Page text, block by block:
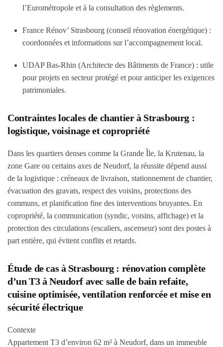
l’Eurométropole et à la consultation des règlements.
France Rénov’ Strasbourg (conseil rénovation énergétique) :
coordonnées et informations sur l’accompagnement local.
UDAP Bas-Rhin (Architecte des Bâtiments de France) : utile
pour projets en secteur protégé et pour anticiper les exigences
patrimoniales.
Contraintes locales de chantier à Strasbourg :
logistique, voisinage et copropriété
Dans les quartiers denses comme la Grande Île, la Krutenau, la
zone Gare ou certains axes de Neudorf, la réussite dépend aussi
de la logistique : créneaux de livraison, stationnement de chantier,
évacuation des gravats, respect des voisins, protections des
communs, et planification fine des interventions bruyantes. En
copropriété, la communication (syndic, voisins, affichage) et la
protection des circulations (escaliers, ascenseur) sont des postes à
part entière, qui évitent conflits et retards.
Étude de cas à Strasbourg : rénovation complète
d’un T3 à Neudorf avec salle de bain refaite,
cuisine optimisée, ventilation renforcée et mise en
sécurité électrique
Contexte
Appartement T3 d’environ 62 m² à Neudorf, dans un immeuble